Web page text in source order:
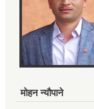
मोहन न्यौपाने